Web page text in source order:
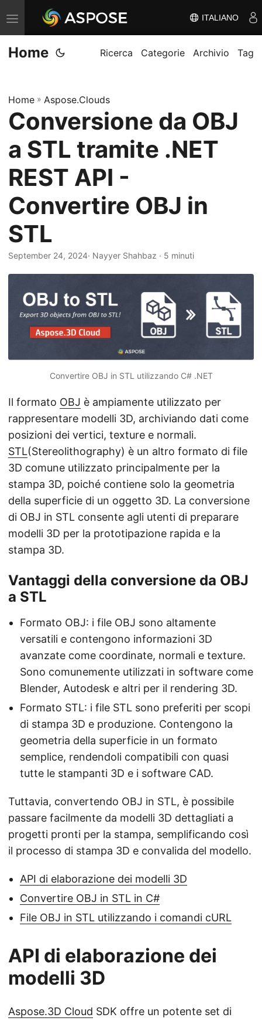
V
ä
x
n
a
i
g
e
r
i
n
g
ITALIANO
Home Ricerca Categorie Archivio Tag
Home » Aspose.Clouds
Conversione da OBJ
a STL tramite .NET
REST API -
Convertire OBJ in
STL
September 24, 2024· Nayyer Shahbaz · 5 minuti
Convertire OBJ in STL utilizzando C# .NET
Il formato OBJ è ampiamente utilizzato per
rappresentare modelli 3D, archiviando dati come
posizioni dei vertici, texture e normali.
STL(Stereolithography) è un altro formato di file
3D comune utilizzato principalmente per la
stampa 3D, poiché contiene solo la geometria
della superficie di un oggetto 3D. La conversione
di OBJ in STL consente agli utenti di preparare
modelli 3D per la prototipazione rapida e la
stampa 3D.
Vantaggi della conversione da OBJ
a STL
Formato OBJ: i file OBJ sono altamente
versatili e contengono informazioni 3D
avanzate come coordinate, normali e texture.
Sono comunemente utilizzati in software come
Blender, Autodesk e altri per il rendering 3D.
Formato STL: i file STL sono preferiti per scopi
di stampa 3D e produzione. Contengono la
geometria della superficie in un formato
semplice, rendendoli compatibili con quasi
tutte le stampanti 3D e i software CAD.
Tuttavia, convertendo OBJ in STL, è possibile
passare facilmente da modelli 3D dettagliati a
progetti pronti per la stampa, semplificando così
il processo di stampa 3D e convalida del modello.
API di elaborazione dei modelli 3D
Convertire OBJ in STL in C#
File OBJ in STL utilizzando i comandi cURL
API di elaborazione dei
modelli 3D
Aspose.3D Cloud SDK offre un potente set di